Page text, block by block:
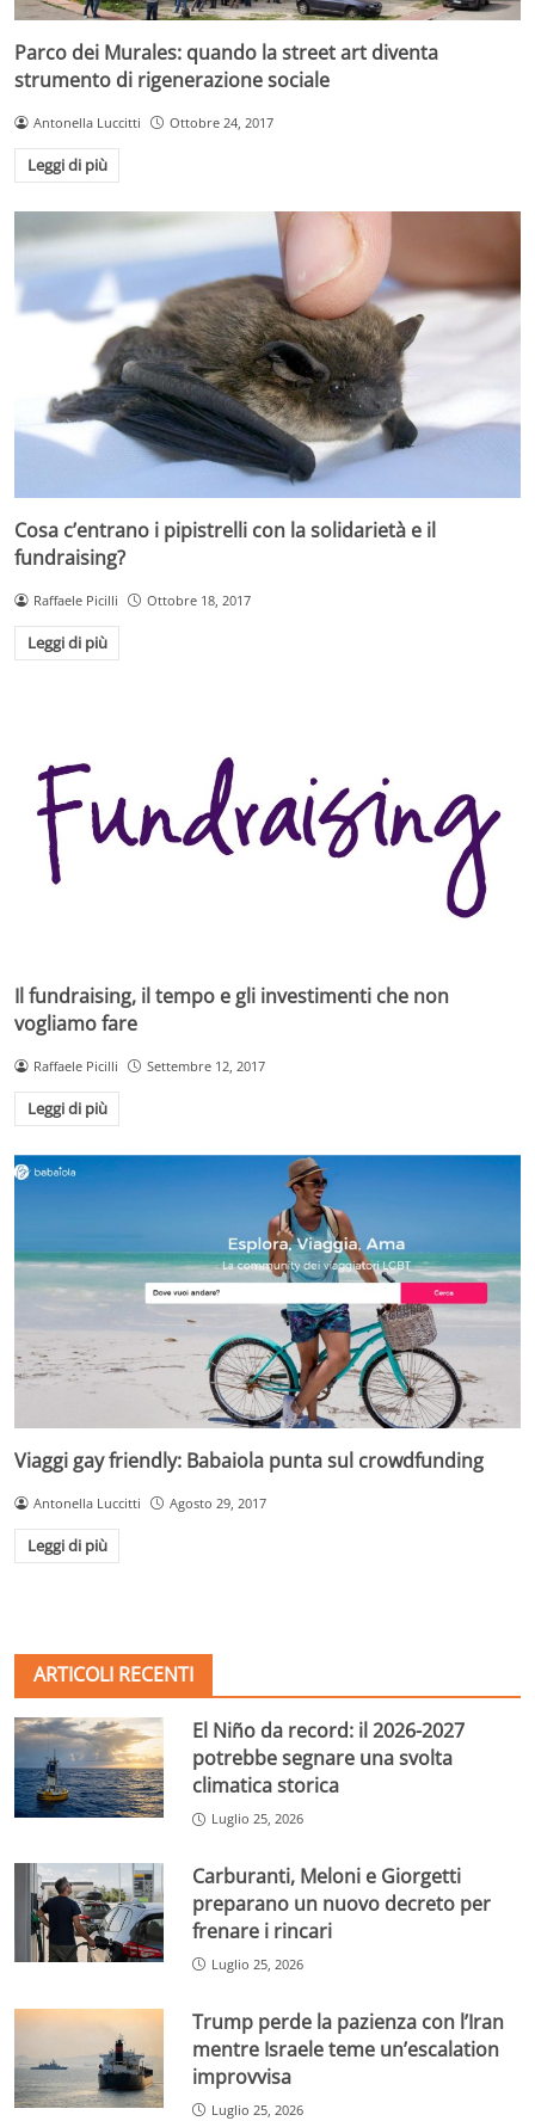
Parco dei Murales: quando la street art diventa
strumento di rigenerazione sociale
Antonella Luccitti Ottobre 24, 2017
Leggi di più
Cosa c’entrano i pipistrelli con la solidarietà e il
fundraising?
Raffaele Picilli Ottobre 18, 2017
Leggi di più
Il fundraising, il tempo e gli investimenti che non
vogliamo fare
Raffaele Picilli Settembre 12, 2017
Leggi di più
Viaggi gay friendly: Babaiola punta sul crowdfunding
Antonella Luccitti Agosto 29, 2017
Leggi di più
ARTICOLI RECENTI
El Niño da record: il 2026-2027
potrebbe segnare una svolta
climatica storica
Luglio 25, 2026
Carburanti, Meloni e Giorgetti
preparano un nuovo decreto per
frenare i rincari
Luglio 25, 2026
Trump perde la pazienza con l’Iran
mentre Israele teme un’escalation
improvvisa
Luglio 25, 2026